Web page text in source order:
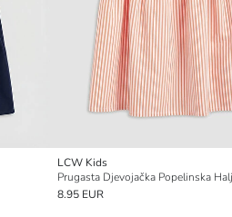
LCW Kids
Prugasta Djevojačka Popelinska
8.95 EUR